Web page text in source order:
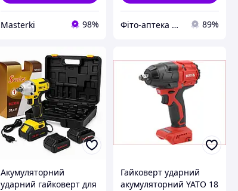
Masterki 98% Фіто-аптека Цілюще джерело 89%
Акумуляторний
ударний гайковерт для
Гайковерт ударний
акумуляторний YATO 18